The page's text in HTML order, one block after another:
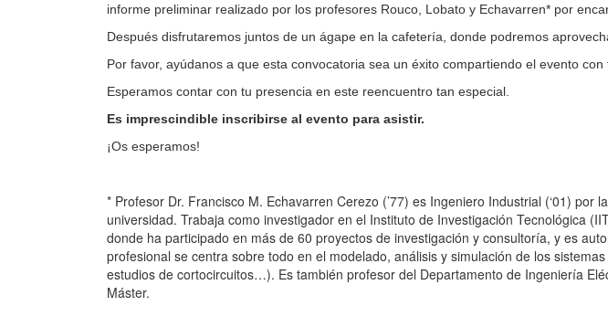
informe preliminar realizado por los profesores Rouco, Lobato y Echavarren* por
Después disfrutaremos juntos de un ágape en la cafetería, donde podremos
Por favor, ayúdanos a que esta convocatoria sea un éxito compartiendo el evento con
Esperamos contar con tu presencia en este reencuentro tan especial.
Es imprescindible inscribirse al evento para asistir.
¡Os esperamos!
* Profesor Dr. Francisco M. Echavarren Cerezo (’77) es Ingeniero Industrial (‘01)
universidad. Trabaja como investigador en el Instituto de Investigación Tecnológica
donde ha participado en más de 60 proyectos de investigación y consultoría, y es
profesional se centra sobre todo en el modelado, análisis y simulación de los
estudios de cortocircuitos…). Es también profesor del Departamento de Ingeniería
Máster.